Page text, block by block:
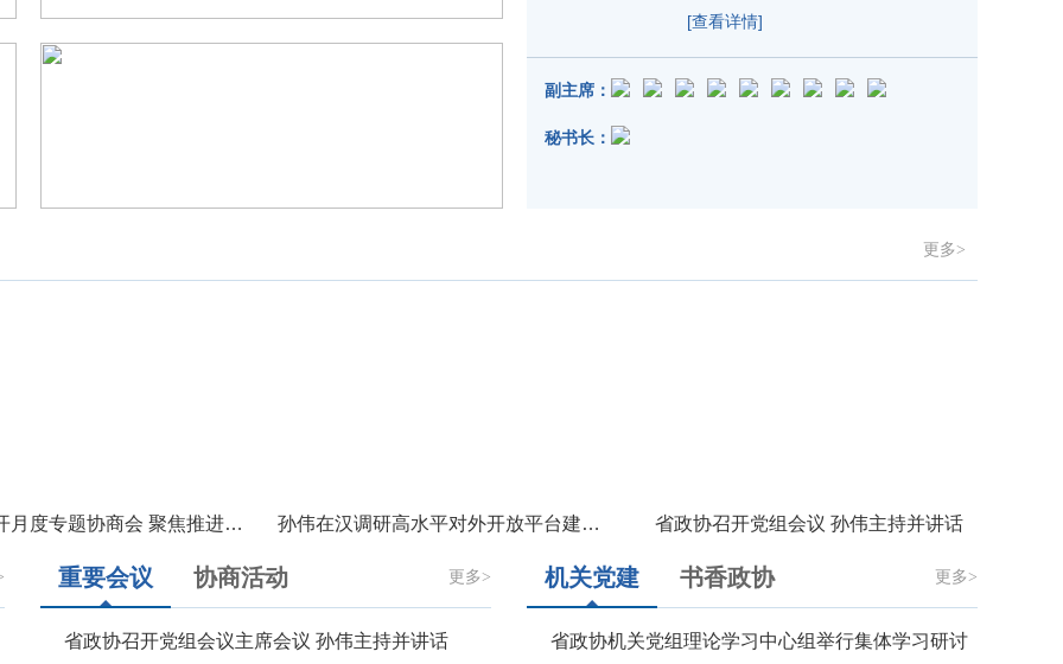
[查看详情]
副主席：
秘书长：
更多>
省政协召开月度专题协商会 聚焦推进外出务工人员返乡创业协商建言 孙伟在汉调研高水平对外开放平台建设工作 省政协召开党组会议 孙伟主持并讲话
重要会议 协商活动 更多>
省政协召开党组会议主席会议 孙伟主持并讲话
机关党建 书香政协 更多>
省政协机关党组理论学习中心组举行集体学习研讨